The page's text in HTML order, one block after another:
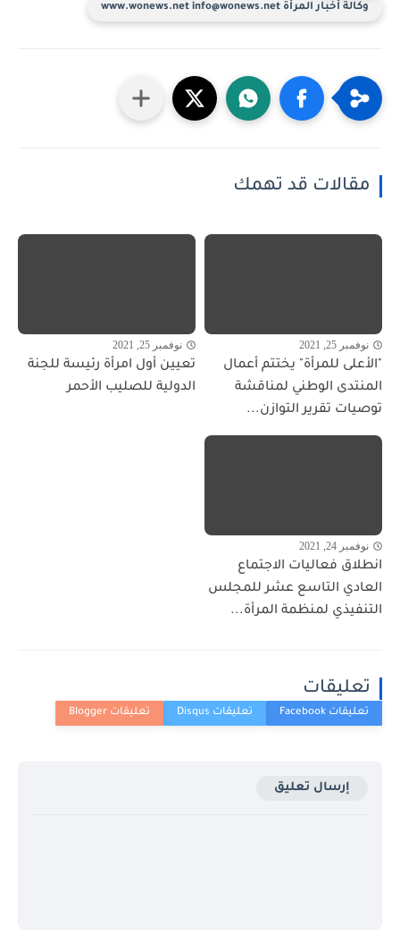
وكالة أخبار المرأة www.wonews.net info@wonews.net
مقالات قد تهمك
نوفمبر 25, 2021
"الأعلى للمرأة" يختتم أعمال
المنتدى الوطني لمناقشة
توصيات تقرير التوازن...
نوفمبر 25, 2021
تعيين أول امرأة رئيسة للجنة
الدولية للصليب الأحمر
نوفمبر 24, 2021
انطلاق فعاليات الاجتماع
العادي التاسع عشر للمجلس
التنفيذي لمنظمة المرأة...
تعليقات
إرسال تعليق